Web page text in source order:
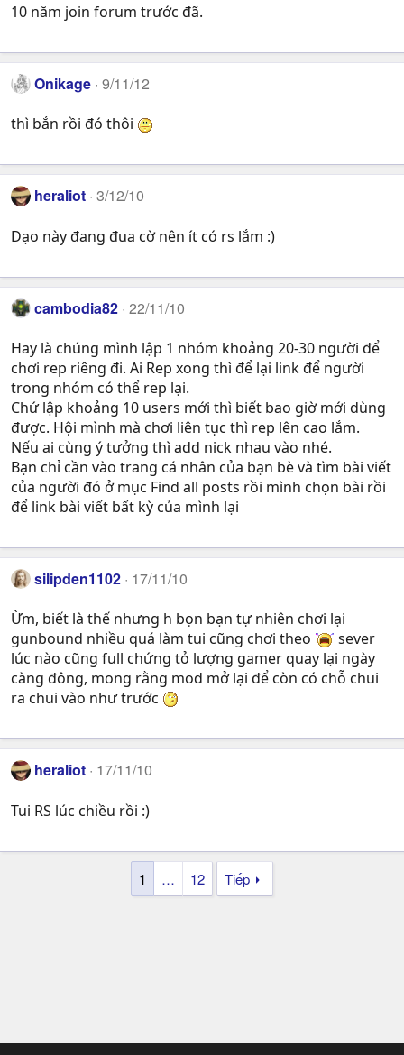
10 năm join forum trước đã.
Onikage 9/11/12
thì bắn rồi đó thôi
heraliot 3/12/10
Dạo này đang đua cờ nên ít có rs lắm :)
cambodia82 22/11/10
Hay là chúng mình lập 1 nhóm khoảng 20-30 người để
chơi rep riêng đi. Ai Rep xong thì để lại link để người
trong nhóm có thể rep lại.
Chứ lập khoảng 10 users mới thì biết bao giờ mới dùng
được. Hội mình mà chơi liên tục thì rep lên cao lắm.
Nếu ai cùng ý tưởng thì add nick nhau vào nhé.
Bạn chỉ cần vào trang cá nhân của bạn bè và tìm bài viết
của người đó ở mục Find all posts rồi mình chọn bài rồi
để link bài viết bất kỳ của mình lại
silipden1102 17/11/10
Ừm, biết là thế nhưng h bọn bạn tự nhiên chơi lại
gunbound nhiều quá làm tui cũng chơi theo
sever
lúc nào cũng full chứng tỏ lượng gamer quay lại ngày
càng đông, mong rằng mod mở lại để còn có chỗ chui
ra chui vào như trước
heraliot 17/11/10
Tui RS lúc chiều rồi :)
1 … 12 Tiếp